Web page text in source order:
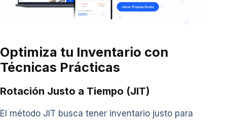
Optimiza tu Inventario con
Técnicas Prácticas
Rotación Justo a Tiempo (JIT)
El método JIT busca tener inventario justo para